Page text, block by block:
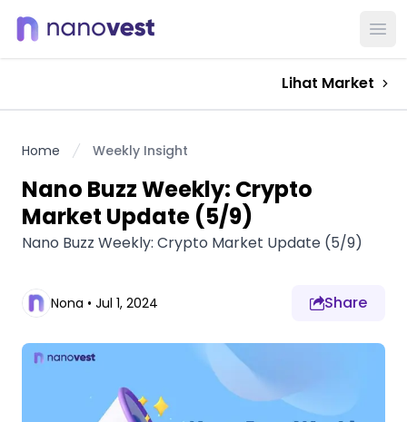
Lihat Market
Home Weekly Insight
Nano Buzz Weekly: Crypto
Market Update (5/9)
Nano Buzz Weekly: Crypto Market Update (5/9)
Nona • Jul 1, 2024 Share